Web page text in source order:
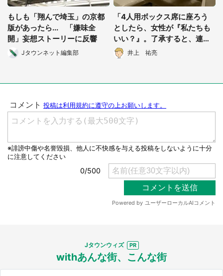
もしも「翔んで埼玉」の京都
版があったら... 「嫌味全
開」妄想ストーリーに反響
Jタウンネット編集部
「4人用ボックス席に座ろう
としたら、女性が『私たちも
いい？』。了承すると、連れ
の男が3人やってきて...」（静
岡県・60代男性）
井上 祐亮
Jタウンウィズ
withあんな街、こんな街